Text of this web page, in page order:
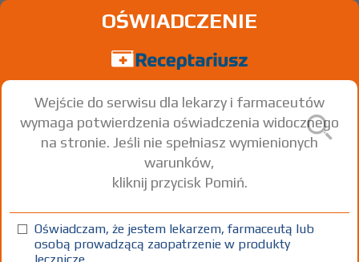
OŚWIADCZENIE
Wejście do serwisu dla lekarzy i farmaceutów
wymaga potwierdzenia oświadczenia widocznego
na stronie. Jeśli nie spełniasz wymienionych
warunków,
kliknij przycisk Pomiń.
Oświadczam, że jestem lekarzem, farmaceutą lub
osobą prowadzącą zaopatrzenie w produkty